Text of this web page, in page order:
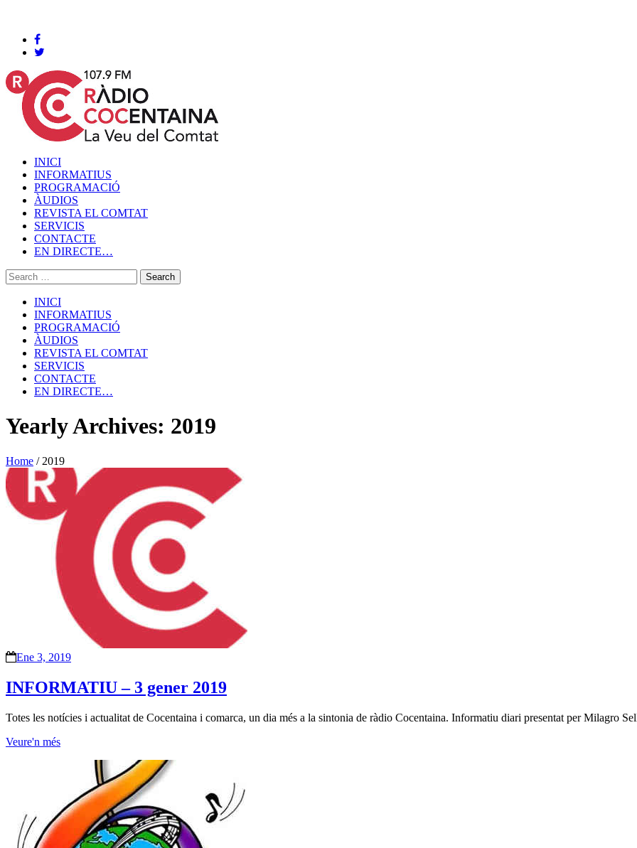
INICI
INFORMATIUS
PROGRAMACIÓ
ÀUDIOS
REVISTA EL COMTAT
SERVICIS
CONTACTE
EN DIRECTE…
INICI
INFORMATIUS
PROGRAMACIÓ
ÀUDIOS
REVISTA EL COMTAT
SERVICIS
CONTACTE
EN DIRECTE…
Yearly Archives: 2019
Home / 2019
Ene 3, 2019
INFORMATIU – 3 gener 2019
Totes les notícies i actualitat de Cocentaina i comarca, un dia més a la sintonia de ràdio Cocentaina. Informatiu diari presentat per Milagro
Veure'n més